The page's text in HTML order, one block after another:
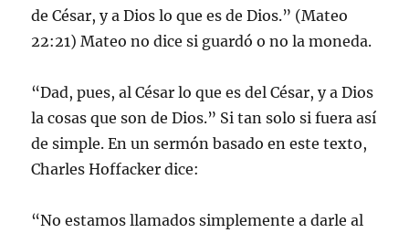
de César, y a Dios lo que es de Dios.” (Mateo
22:21) Mateo no dice si guardó o no la moneda.
“Dad, pues, al César lo que es del César, y a Dios
la cosas que son de Dios.” Si tan solo si fuera así
de simple. En un sermón basado en este texto,
Charles Hoffacker dice:
“No estamos llamados simplemente a darle al